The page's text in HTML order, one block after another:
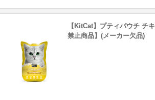
【KitCat】プティパウチ チ
禁止商品】(メーカー欠品)